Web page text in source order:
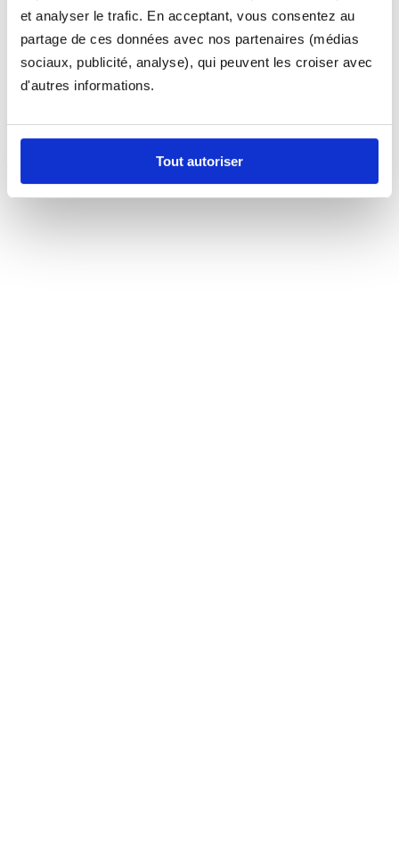
et analyser le trafic. En acceptant, vous consentez au
partage de ces données avec nos partenaires (médias
sociaux, publicité, analyse), qui peuvent les croiser avec
d'autres informations.
Tout autoriser